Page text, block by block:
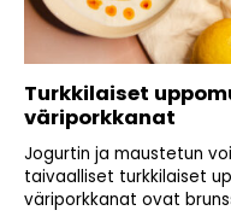
Turkkilaiset
väriporkkanat
Jogurtin ja maustetun
taivaalliset turkkilaiset
väriporkkanat ovat